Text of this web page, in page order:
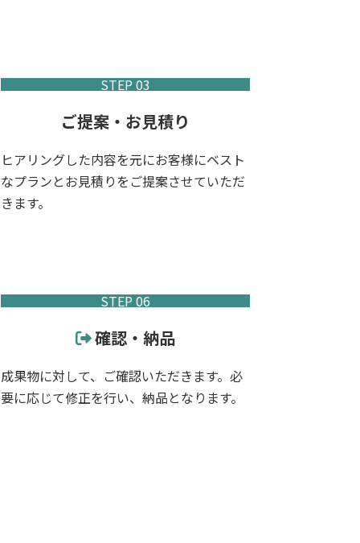
STEP 03
ご提案・お見積り
ヒアリングした内容を元にお客様にベスト
なプランとお見積りをご提案させていただ
きます。
STEP 06
確認・納品
成果物に対して、ご確認いただきます。必
要に応じて修正を行い、納品となります。